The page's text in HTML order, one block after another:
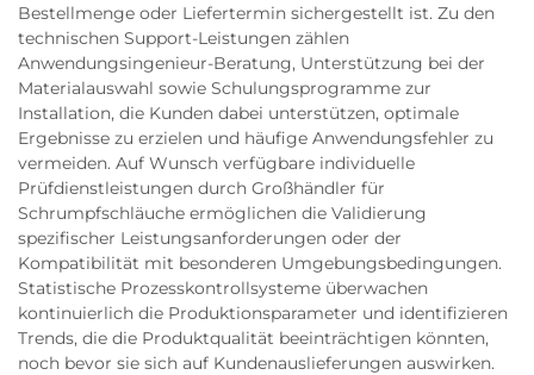
Bestellmenge oder Liefertermin sichergestellt ist. Zu den
technischen Support-Leistungen zählen
Anwendungsingenieur-Beratung, Unterstützung bei der
Materialauswahl sowie Schulungsprogramme zur
Installation, die Kunden dabei unterstützen, optimale
Ergebnisse zu erzielen und häufige Anwendungsfehler zu
vermeiden. Auf Wunsch verfügbare individuelle
Prüfdienstleistungen durch Großhändler für
Schrumpfschläuche ermöglichen die Validierung
spezifischer Leistungsanforderungen oder der
Kompatibilität mit besonderen Umgebungsbedingungen.
Statistische Prozesskontrollsysteme überwachen
kontinuierlich die Produktionsparameter und identifizieren
Trends, die die Produktqualität beeinträchtigen könnten,
noch bevor sie sich auf Kundenauslieferungen auswirken.